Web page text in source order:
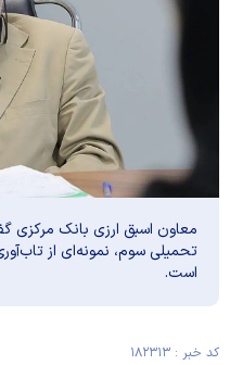
معاون اسبق ارزی بانک مرکزی
تحمیلی سوم، نمونه‌ای از
است.
کد خبر : ۱۸۲۳۱۳